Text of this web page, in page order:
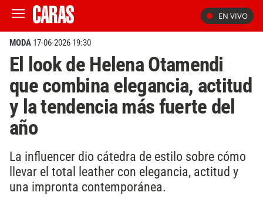
EN VIVO
MODA 17-06-2026 19:30
El look de Helena Otamendi
que combina elegancia, actitud
y la tendencia más fuerte del
año
La influencer dio cátedra de estilo sobre cómo
llevar el total leather con elegancia, actitud y
una impronta contemporánea.